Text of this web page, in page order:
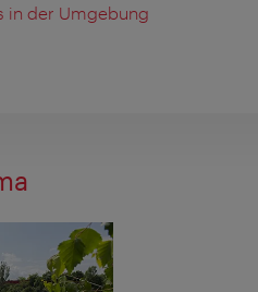
in der Umgebung